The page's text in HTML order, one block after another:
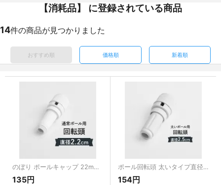
【消耗品】 に登録されている商品
14件の商品が見つかりました
おすすめ順 価格順 新着順
のぼり ポールキャップ 22mm 普通サイズのぼりポール用 直径（Φ）22mm 回転頭 消耗品
135円
ポール回転頭 太いタイプ直径25mm用のぼり【のぼり用ポール消耗品】[のぼり用品消耗品]
154円